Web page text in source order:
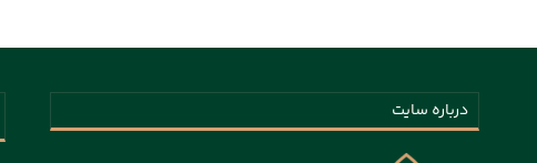
درباره سایت